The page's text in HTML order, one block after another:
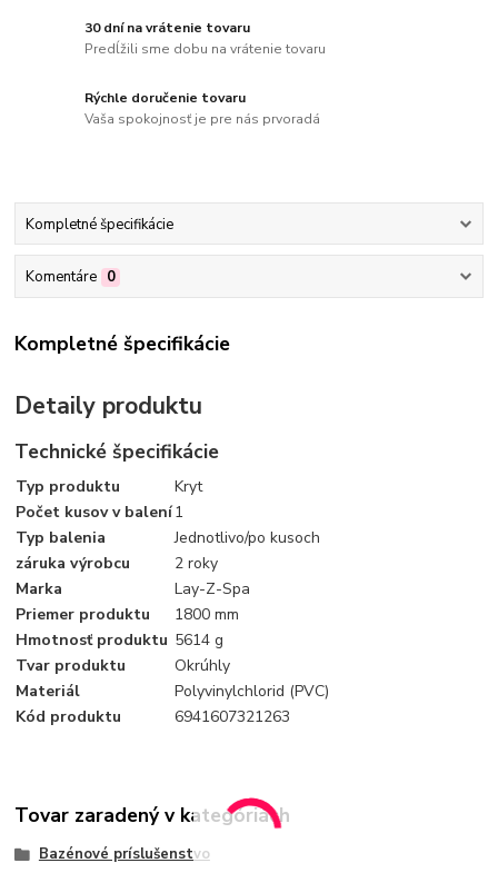
30 dní na vrátenie tovaru
Predĺžili sme dobu na vrátenie tovaru
Rýchle doručenie tovaru
Vaša spokojnosť je pre nás prvoradá
Kompletné špecifikácie
Komentáre 0
Kompletné špecifikácie
Detaily produktu
Technické špecifikácie
Typ produktu
Kryt
Počet kusov v balení1
Typ balenia
Jednotlivo/po kusoch
záruka výrobcu
2 roky
Marka
Lay-Z-Spa
Priemer produktu
1800 mm
Hmotnosť produktu 5614 g
Tvar produktu
Okrúhly
Materiál
Polyvinylchlorid (PVC)
Kód produktu
6941607321263
Tovar zaradený v kategóriách
Bazénové príslušenstvo